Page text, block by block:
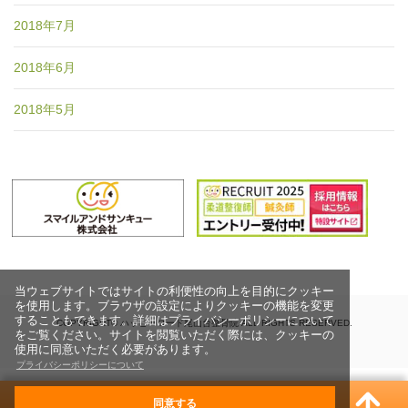
当ウェブサイトではサイトの利便性の向上を目的にクッキー
を使用します。ブラウザの設定によりクッキーの機能を変更
することもできます。詳細はプライバシーポリシーについて
をご覧ください。サイトを閲覧いただく際には、クッキーの
使用に同意いただく必要があります。
プライバシーポリシーについて
同意する
2018年7月
2018年6月
2018年5月
COPYRIGHT© ハッピーロード尾山台整骨院 ALL RIGHTS RESERVED.